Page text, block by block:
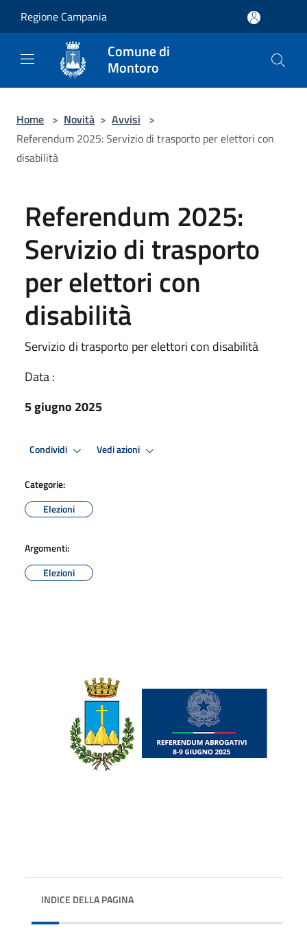
Regione Campania
Comune di
Montoro
Home > Novità > Avvisi >
Referendum 2025: Servizio di trasporto per elettori con
disabilità
Referendum 2025:
Servizio di trasporto
per elettori con
disabilità
Servizio di trasporto per elettori con disabilità
Data :
5 giugno 2025
Condividi Vedi azioni
Categorie:
Elezioni
Argomenti:
Elezioni
INDICE DELLA PAGINA